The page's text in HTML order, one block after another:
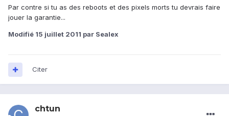
Par contre si tu as des reboots et des pixels morts tu devrais faire
jouer la garantie...
Modifié 15 juillet 2011 par Sealex
Citer
chtun